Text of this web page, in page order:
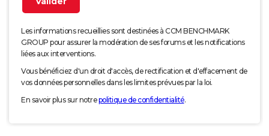
Les informations recueillies sont destinées à CCM BENCHMARK
GROUP pour assurer la modération de ses forums et les notifications
liées aux interventions.
Vous bénéficiez d'un droit d'accès, de rectification et d'effacement de
vos données personnelles dans les limites prévues par la loi.
En savoir plus sur notrepolitique de confidentialité.